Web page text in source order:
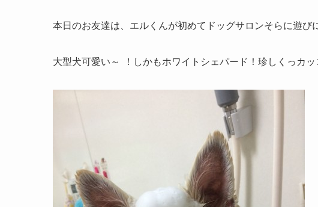
本日のお友達は、エルくんが初めてドッグサロンそらに遊び
大型犬可愛い～ ！しかもホワイトシェパード！珍しくっカ